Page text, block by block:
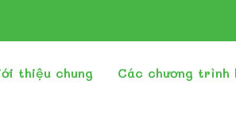
thiệu chung Các chương trình